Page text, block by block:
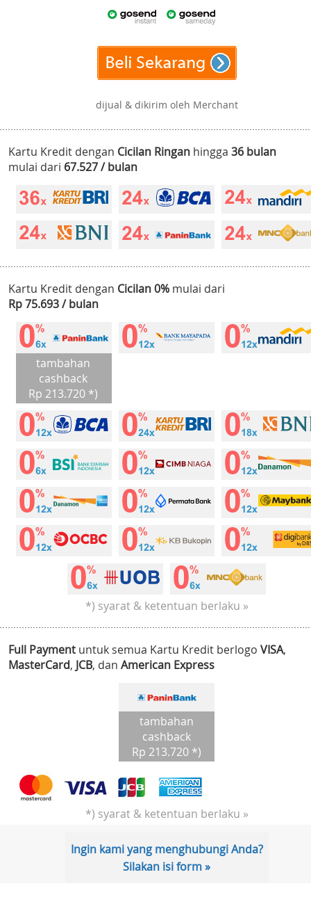
dijual & dikirim oleh Merchant
Kartu Kredit dengan Cicilan Ringan hingga 36 bulan
mulai dari 67.527 / bulan
Kartu Kredit dengan Cicilan 0% mulai dari
Rp 75.693 / bulan
tambahan
cashback
Rp 213.720 *)
*) syarat & ketentuan berlaku »
Full Payment untuk semua Kartu Kredit berlogo VISA,
MasterCard, JCB, dan American Express
tambahan
cashback
Rp 213.720 *)
*) syarat & ketentuan berlaku »
Ingin kami yang menghubungi Anda?
Silakan isi form »